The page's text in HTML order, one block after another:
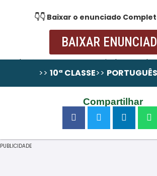
👇👇 Baixar o enunciado
BAIXAR
>> 10ª CLASSE>> PORTUGUÊS
Resolução passo a Passo ainda não
comprá-la em wa.me/258867131324
Compartilhar
PUBLICIDADE